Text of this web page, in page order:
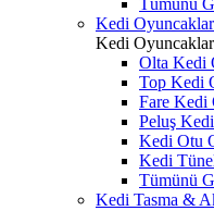
Tümünü
Kedi
Kedi
Olta Kedi
Top Kedi
Fare Kedi
Peluş
Kedi Otu
Kedi
Tümünü
Kedi Tasma &